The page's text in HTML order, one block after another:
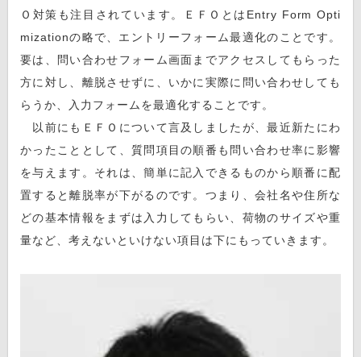
Ｏ対策も注目されています。ＥＦＯとはEntry Form Opti
mizationの略で、エントリーフォーム最適化のことです。
要は、問い合わせフォーム画面までアクセスしてもらった
方に対し、離脱させずに、いかに実際に問い合わせしても
らうか、入力フォームを最適化することです。
以前にもＥＦＯについて言及しましたが、最近新たにわ
かったこととして、質問項目の順番も問い合わせ率に影響
を与えます。それは、簡単に記入できるものから順番に配
置すると離脱率が下がるのです。つまり、会社名や住所な
どの基本情報をまずは入力してもらい、荷物のサイズや重
量など、考えないといけない項目は下にもっていきます。